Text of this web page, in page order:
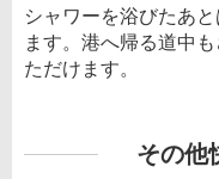
シャワーを浴びたあ
ます。港へ帰る道中
ただけます。
その他